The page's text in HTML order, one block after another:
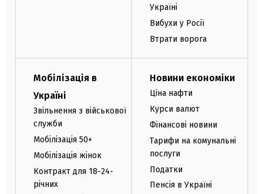
Україні
Вибухи у Росії
Втрати ворога
Мобілізація в
Україні
Звільнення з військової
служби
Мобілізація 50+
Мобілізація жінок
Контракт для 18-24-
річних
Новини економіки
Ціна нафти
Курси валют
Фінансові новини
Тарифи на комунальні
послуги
Податки
Пенсія в Україні